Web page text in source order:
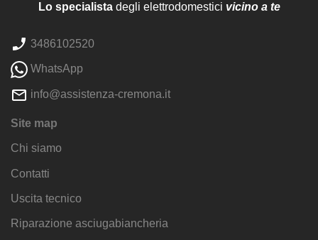
Lo specialistadegli elettrodomestici vicino a te
3486102520
WhatsApp
info@assistenza-cremona.it
Site map
Chi siamo
Contatti
Uscita tecnico
Riparazione asciugabiancheria